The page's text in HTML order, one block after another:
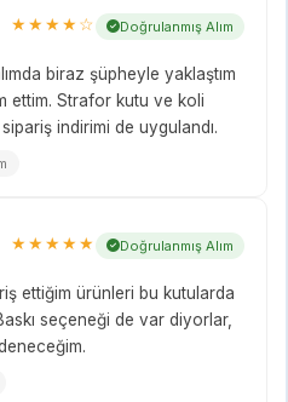
★★★★☆ Doğrulanmış Alım
biraz şüpheyle yaklaştım
ettim. Strafor kutu ve koli
indirimi de uygulandı.
★★★★★ Doğrulanmış Alım
ettiğim ürünleri bu kutularda
seçeneği de var diyorlar,